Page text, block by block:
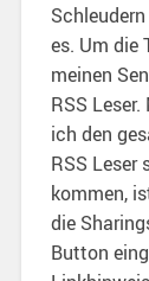
es. Um die
meinen
RSS
ich den
RSS Leser
kommen,
die
Button